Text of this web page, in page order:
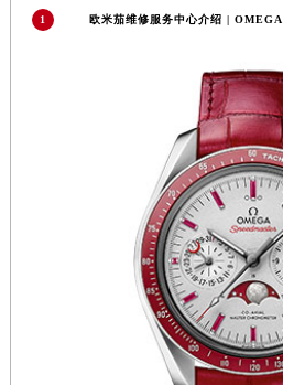
1 欧米茄维修服务中心介绍 | OMEGA